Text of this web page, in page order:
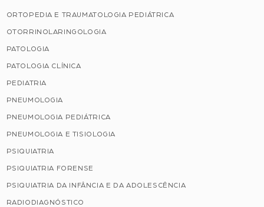
ORTOPEDIA E TRAUMATOLOGIA PEDIÁTRICA
OTORRINOLARINGOLOGIA
PATOLOGIA
PATOLOGIA CLÍNICA
PEDIATRIA
PNEUMOLOGIA
PNEUMOLOGIA PEDIÁTRICA
PNEUMOLOGIA E TISIOLOGIA
PSIQUIATRIA
PSIQUIATRIA FORENSE
PSIQUIATRIA DA INFÂNCIA E DA ADOLESCÊNCIA
RADIODIAGNÓSTICO